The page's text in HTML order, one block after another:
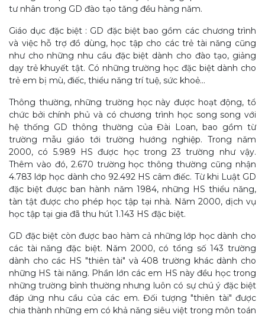
tư nhân trong GD đào tạo tǎng đều hàng nǎm.
Giáo dục đặc biệt : GD đặc biệt bao gồm các chương trình
và việc hỗ trợ đồ dùng, học tập cho các trẻ tài nǎng cũng
như cho những nhu cầu đặc biệt dành cho đào tạo, giảng
dạy trẻ khuyết tật. Có những trường học đặc biệt dành cho
trẻ em bị mù, điếc, thiểu nǎng trí tuệ, sức khoẻ...
Thông thường, những trường học này được hoạt động, tổ
chức bởi chính phủ và có chương trình học song song với
hệ thống GD thông thường của Đài Loan, bao gồm từ
trường mẫu giáo tới trường hướng nghiệp. Trong nǎm
2000, có 5.989 HS được học trong 23 trường như vậy.
Thêm vào đó, 2.670 trường học thông thường cũng nhận
4.783 lớp học dành cho 92.492 HS câm điếc. Từ khi Luật GD
đặc biệt được ban hành nǎm 1984, những HS thiểu nǎng,
tàn tật được cho phép học tập tại nhà. Nǎm 2000, dịch vụ
học tập tại gia đã thu hút 1.143 HS đặc biệt.
GD đặc biệt còn được bao hàm cả những lớp học dành cho
các tài nǎng đặc biệt. Nǎm 2000, có tổng số 143 trường
dành cho các HS "thiên tài" và 408 trường khác dành cho
những HS tài nǎng. Phần lớn các em HS này đều học trong
những trường bình thường nhưng luôn có sự chú ý đặc biệt
đáp ứng nhu cầu của các em. Đối tượng "thiên tài" được
chia thành những em có khả nǎng siêu việt trong môn toán